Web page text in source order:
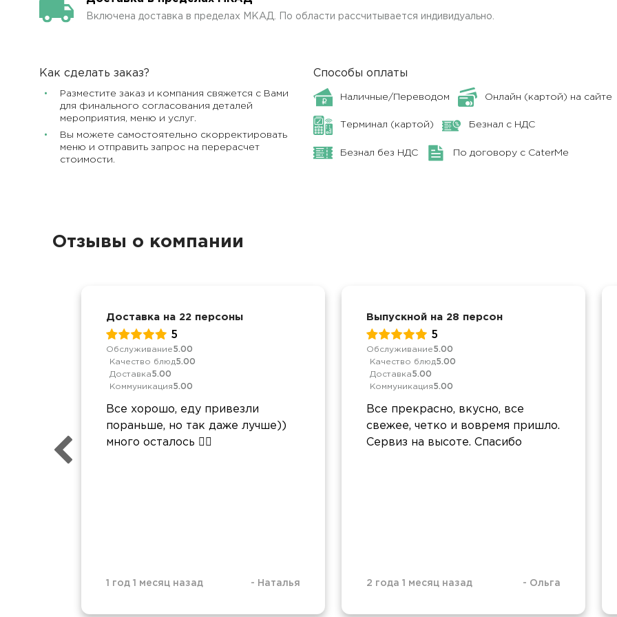
Включена доставка в пределах МКАД. По области рассчитывается индивидуально.
Как сделать заказ?
Разместите заказ и компания свяжется с Вами
для финального согласования деталей
мероприятия, меню и услуг.
Вы можете самостоятельно скорректировать
меню и отправить запрос на перерасчет
стоимости.
Способы оплаты
Наличные/Переводом Онлайн (картой) на сайте
Терминал (картой) Безнал с НДС
Безнал без НДС По договору с CaterMe
Отзывы о компании
Доставка на 22 персоны
5
Обслуживание5.00
Качество блюд5.00
Доставка5.00
Коммуникация5.00
Все хорошо, еду привезли
пораньше, но так даже лучше))
много осталось 🤷‍♀️
1 год 1 месяц назад - Наталья
Выпускной на 28 персон
5
Обслуживание5.00
Качество блюд5.00
Доставка5.00
Коммуникация5.00
Все прекрасно, вкусно, все
свежее, четко и вовремя пришло.
Сервиз на высоте. Спасибо
2 года 1 месяц назад - Ольга